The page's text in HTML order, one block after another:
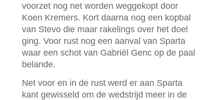
voorzet nog net worden weggekopt door
Koen Kremers. Kort daarna nog een kopbal
van Stevo die maar rakelings over het doel
ging. Voor rust nog een aanval van Sparta
waar een schot van Gabriël Genc op de paal
belande.
Net voor en in de rust werd er aan Sparta
kant gewisseld om de wedstrijd meer in de